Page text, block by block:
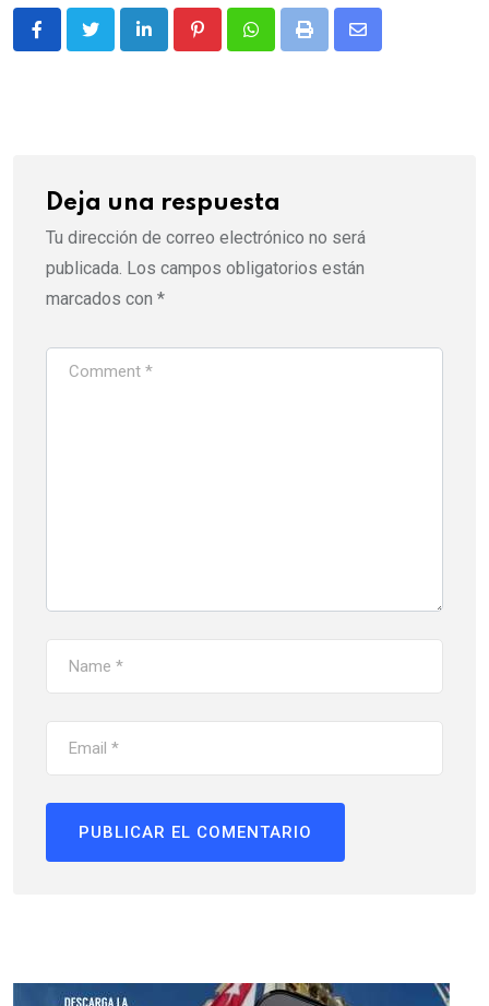
LinkedIn PinterestWhatsappPrint
Share
Deja una respuesta
Tu dirección de correo electrónico no será
publicada. Los campos obligatorios están
marcados con *